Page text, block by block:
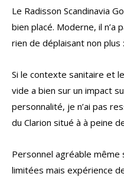
Le Radisson Scandinavia
bien placé. Moderne, il n’a
rien de déplaisant non
Si le contexte sanitaire et
vide a bien sur un impact
personnalité, je n’ai pas
du Clarion situé à à peine
Personnel agréable
limitées mais expérience